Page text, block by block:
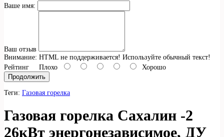
Ваше имя:
Ваш отзыв
Внимание: HTML не поддерживается! Используйте обычный текст!
Рейтинг Плохо
Хорошо
Продолжить
Теги: Газовая горелка
Газовая горелка Сахалин -2
26кВт энергонезависимое, ДУ